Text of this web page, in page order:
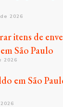
2026
itens de
São Paulo
2026
em São